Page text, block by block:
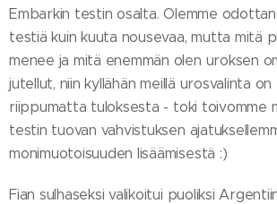
Embarkin testin osalta. Olemme
testiä kuin kuuta nousevaa, mutta mitä
menee ja mitä enemmän olen uroksen
jutellut, niin kyllähän meillä urosvalinta
riippumatta tuloksesta - toki toivomme
testin tuovan vahvistuksen
monimuotoisuuden lisäämisestä :)
Fian sulhaseksi valikoitui puoliksi